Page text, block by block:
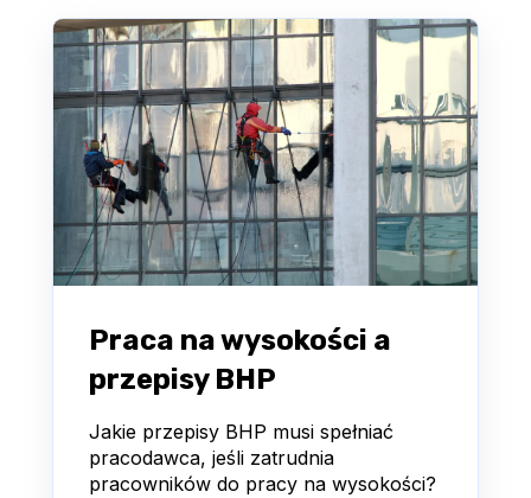
Praca na wysokości a
przepisy BHP
Jakie przepisy BHP musi spełniać
pracodawca, jeśli zatrudnia
pracowników do pracy na wysokości?